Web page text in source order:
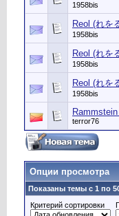
1958bis
Reol (れを
1958bis
Reol (れを
1958bis
Reol (れを
1958bis
terror76
Опции просмотра
Показаны темы с 1 по
Критерий сортировки